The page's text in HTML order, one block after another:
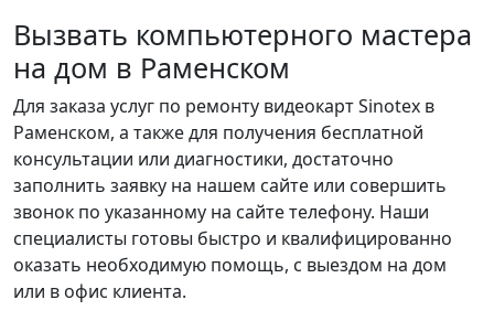
Вызвать компьютерного мастера
на дом в Раменском
Для заказа услуг по ремонту видеокарт Sinotex в
Раменском, а также для получения бесплатной
консультации или диагностики, достаточно
заполнить заявку на нашем сайте или совершить
звонок по указанному на сайте телефону. Наши
специалисты готовы быстро и квалифицированно
оказать необходимую помощь, с выездом на дом
или в офис клиента.